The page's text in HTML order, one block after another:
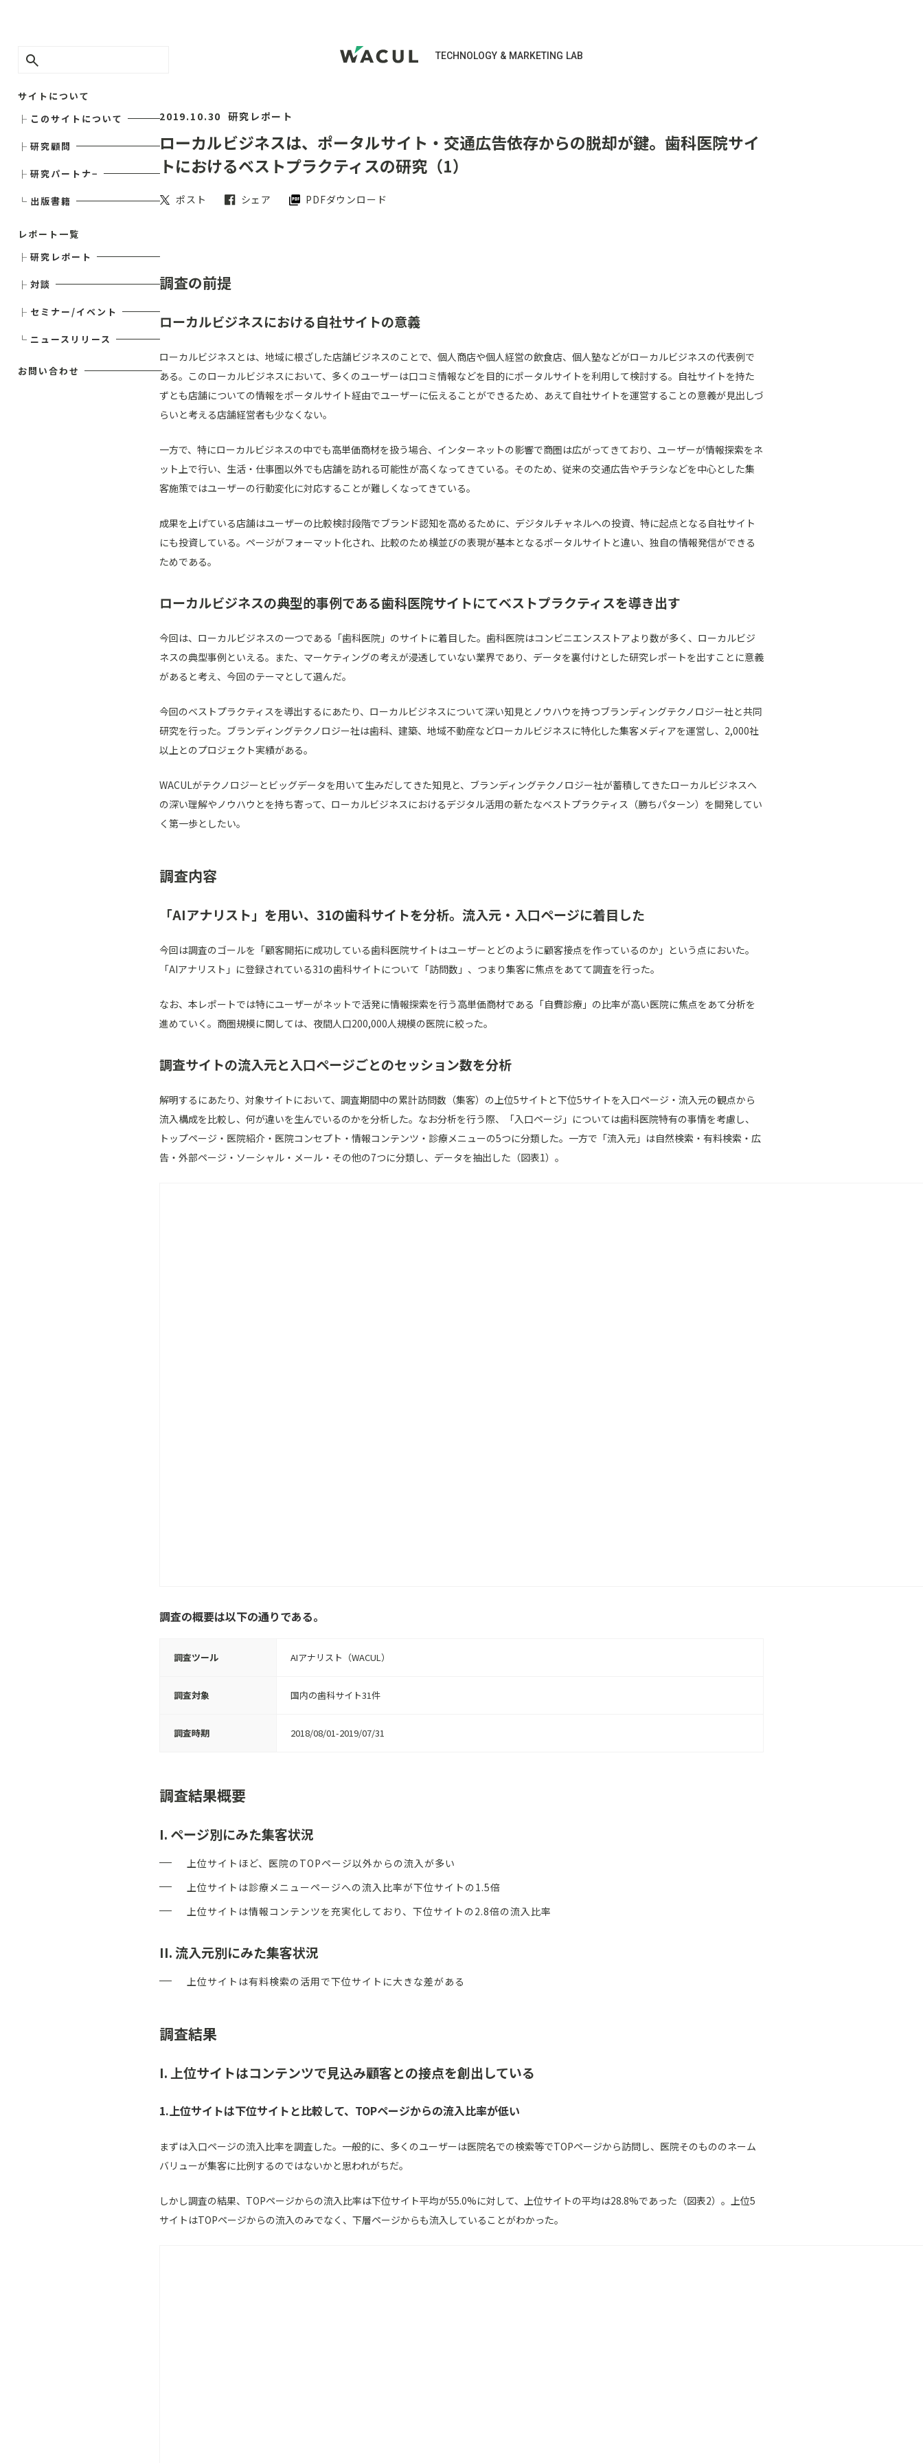
TECHNOLOGY & MARKETING LAB
サイトについて
├ このサイトについて
├ 研究顧問
├ 研究パートナ−
└ 出版書籍
レポート一覧
├ 研究レポート
├ 対談
├ セミナー/イベント
└ ニュースリリース
お問い合わせ
2019.10.30 研究レポート
ローカルビジネスは、ポータルサイト・交通広告依存からの脱却が鍵。歯科医院サイ
トにおけるベストプラクティスの研究（1）
ポスト シェア PDFダウンロード
調査の前提
ローカルビジネスにおける自社サイトの意義
ローカルビジネスとは、地域に根ざした店舗ビジネスのことで、個人商店や個人経営の飲食店、個人塾などがローカルビジネスの代表例で
ある。このローカルビジネスにおいて、多くのユーザーは口コミ情報などを目的にポータルサイトを利用して検討する。自社サイトを持た
ずとも店舗についての情報をポータルサイト経由でユーザーに伝えることができるため、あえて自社サイトを運営することの意義が見出しづ
らいと考える店舗経営者も少なくない。
一方で、特にローカルビジネスの中でも高単価商材を扱う場合、インターネットの影響で商圏は広がってきており、ユーザーが情報探索をネ
ット上で行い、生活・仕事圏以外でも店舗を訪れる可能性が高くなってきている。そのため、従来の交通広告やチラシなどを中心とした集
客施策ではユーザーの行動変化に対応することが難しくなってきている。
成果を上げている店舗はユーザーの比較検討段階でブランド認知を高めるために、デジタルチャネルへの投資、特に起点となる自社サイト
にも投資している。ページがフォーマット化され、比較のため横並びの表現が基本となるポータルサイトと違い、独自の情報発信ができる
ためである。
ローカルビジネスの典型的事例である歯科医院サイトにてベストプラクティスを導き出す
今回は、ローカルビジネスの一つである「歯科医院」のサイトに着目した。歯科医院はコンビニエンスストアより数が多く、ローカルビジ
ネスの典型事例といえる。また、マーケティングの考えが浸透していない業界であり、データを裏付けとした研究レポートを出すことに意義
があると考え、今回のテーマとして選んだ。
今回のベストプラクティスを導出するにあたり、ローカルビジネスについて深い知見とノウハウを持つブランディングテクノロジー社と共同
研究を行った。ブランディングテクノロジー社は歯科、建築、地域不動産などローカルビジネスに特化した集客メディアを運営し、2,000社
以上とのプロジェクト実績がある。
WACULがテクノロジーとビッグデータを用いて生みだしてきた知見と、ブランディングテクノロジー社が蓄積してきたローカルビジネスへ
の深い理解やノウハウとを持ち寄って、ローカルビジネスにおけるデジタル活用の新たなベストプラクティス（勝ちパターン）を開発してい
く第一歩としたい。
調査内容
「AIアナリスト」を用い、31の歯科サイトを分析。流入元・入口ページに着目した
今回は調査のゴールを「顧客開拓に成功している歯科医院サイトはユーザーとどのように顧客接点を作っているのか」という点においた。
「AIアナリスト」に登録されている31の歯科サイトについて「訪問数」、つまり集客に焦点をあてて調査を行った。
なお、本レポートでは特にユーザーがネットで活発に情報探索を行う高単価商材である「自費診療」の比率が高い医院に焦点をあて分析を
進めていく。商圏規模に関しては、夜間人口200,000人規模の医院に絞った。
調査サイトの流入元と入口ページごとのセッション数を分析
解明するにあたり、対象サイトにおいて、調査期間中の累計訪問数（集客）の上位5サイトと下位5サイトを入口ページ・流入元の観点から
流入構成を比較し、何が違いを生んでいるのかを分析した。なお分析を行う際、「入口ページ」については歯科医院特有の事情を考慮し、
トップページ・医院紹介・医院コンセプト・情報コンテンツ・診療メニューの5つに分類した。一方で「流入元」は自然検索・有料検索・広
告・外部ページ・ソーシャル・メール・その他の7つに分類し、データを抽出した（図表1）。
調査の概要は以下の通りである。
調査ツール AIアナリスト （WACUL）
調査対象 国内の歯科サイト31件
調査時期 2018/08/01-2019/07/31
調査結果概要
I. ページ別にみた集客状況
上位サイトほど、医院のTOPページ以外からの流入が多い
上位サイトは診療メニューページへの流入比率が下位サイトの1.5倍
上位サイトは情報コンテンツを充実化しており、下位サイトの2.8倍の流入比率
II. 流入元別にみた集客状況
上位サイトは有料検索の活用で下位サイトに大きな差がある
調査結果
I. 上位サイトはコンテンツで見込み顧客との接点を創出している
1.上位サイトは下位サイトと比較して、TOPページからの流入比率が低い
まずは入口ページの流入比率を調査した。一般的に、多くのユーザーは医院名での検索等でTOPページから訪問し、医院そのもののネーム
バリューが集客に比例するのではないかと思われがちだ。
しかし調査の結果、TOPページからの流入比率は下位サイト平均が55.0%に対して、上位サイトの平均は28.8%であった（図表2）。上位5
サイトはTOPページからの流入のみでなく、下層ページからも流入していることがわかった。